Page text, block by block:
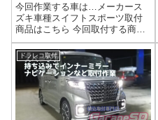
今回作業する車は…メーカース
ズキ車種スイフトスポーツ取付
商品はこちら 今回取付する商品
は…Kenwood HDMIケーブル
KNA-20HC作業写真HDMIケーブ
ルはナビに付属していない場合
が多いので、ナビを取り付ける
際には注意しましょう～...
ドラレコ取付